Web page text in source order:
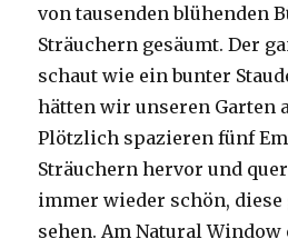
von tausenden blühenden
Sträuchern gesäumt. Der
schaut wie ein bunter
hätten wir unseren Garten
Plötzlich spazieren fünf
Sträuchern hervor und
immer wieder schön, diese
sehen. Am Natural